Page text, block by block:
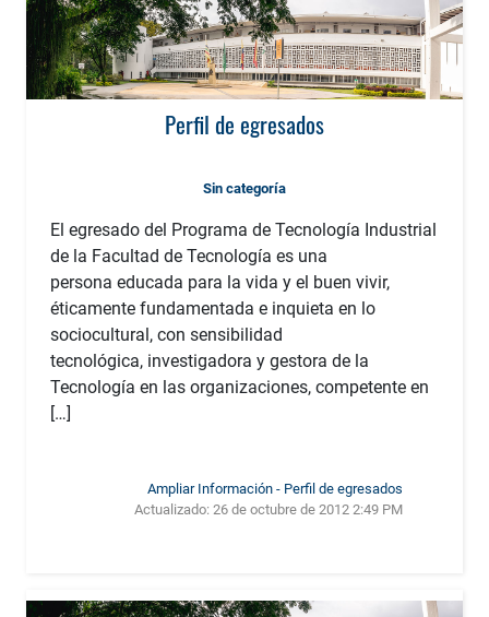
Perfil de egresados
Sin categoría
El egresado del Programa de Tecnología Industrial
de la Facultad de Tecnología es una
persona educada para la vida y el buen vivir,
éticamente fundamentada e inquieta en lo
sociocultural, con sensibilidad
tecnológica, investigadora y gestora de la
Tecnología en las organizaciones, competente en
[…]
Ampliar Información - Perfil de egresados
Actualizado:26 de octubre de 2012 2:49 PM